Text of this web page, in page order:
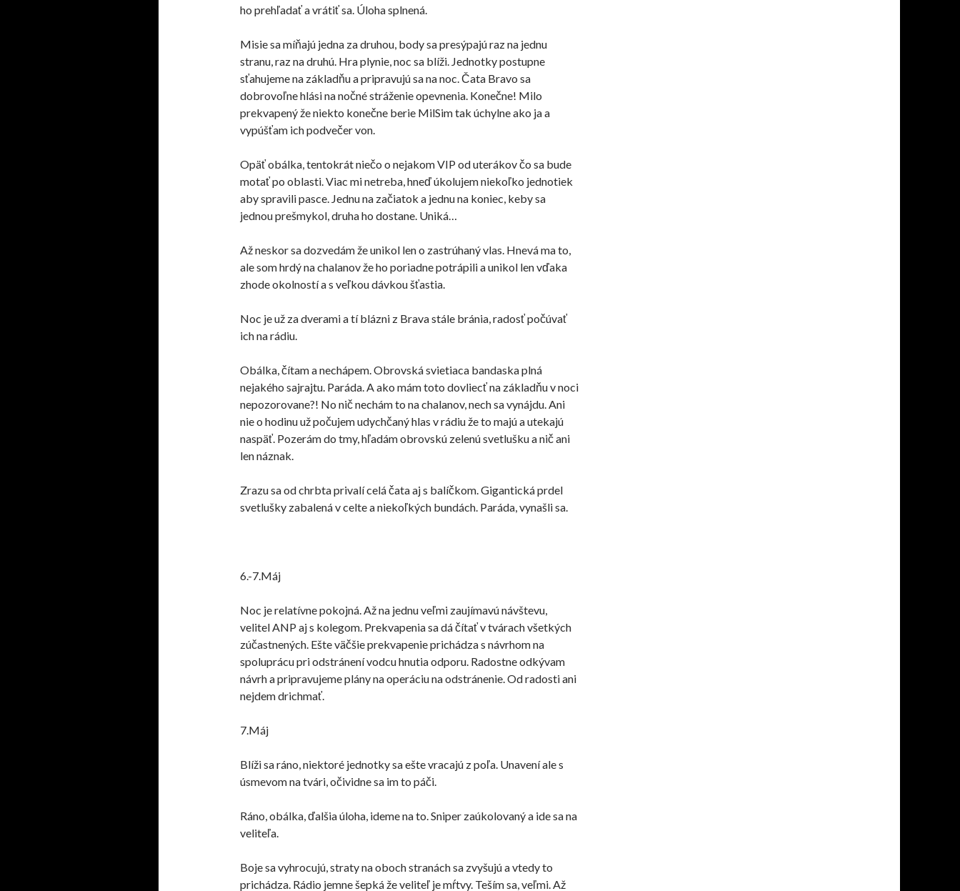
ho prehľadať a vrátiť sa. Úloha splnená.
Misie sa míňajú jedna za druhou, body sapresýpajúraz na jednu
stranu, raz na druhú. Hra plynie, noc sa blíži. Jednotky postupne
sťahujemena základňu a pripravujú sa na noc. Čata Bravo sa
dobrovoľnehlási na nočné stráženie opevnenia. Konečne! Milo
prekvapený že niekto konečne berie MilSim tak úchylne ako ja a
vypúšťam ich podvečer von.
Opäť obálka, tentokrát niečo o nejakom VIP od uterákov čo sa bude
motať po oblasti. Viac mi netreba, hneď úkolujem niekoľko jednotiek
aby spravili pasce. Jednu na začiatok a jednu na koniec, keby sa
jednou prešmykol, druha ho dostane. Uniká…
Až neskor sa dozvedám že unikol len o zastrúhaný vlas. Hnevá ma to,
ale som hrdý na chalanov že ho poriadne potrápili a unikol len vďaka
zhodeokolnostía s veľkou dávkoušťastia.
Noc je už za dverami a tí blázni z Brava stále bránia, radosť počúvať
ich na rádiu.
Obálka, čítam a nechápem. Obrovská svietiaca bandaska plná
nejakého sajrajtu. Paráda. A ako mám toto dovliecť na základňuv noci
nepozorovane?! No nič nechám to na chalanov, nech sa vynájdu. Ani
nie o hodinu už počujem udychčaný hlas v rádiu že to majú a utekajú
naspäť. Pozerám do tmy, hľadám obrovskú zelenú svetlušku a nič ani
len náznak.
Zrazu sa od chrbta privalí celá čata aj s balíčkom. Gigantická prdel
svetlušky zabalená v celte aniekoľkých bundách. Paráda, vynašli sa.
6.-7.Máj
Noc je relatívne pokojná. Až na jednu veľmi zaujímavú návštevu,
velitel ANP aj s kolegom. Prekvapenia sa dá čítať v tvárach všetkých
zúčastnených. Ešteväčšieprekvapenie prichádza s návrhom na
spoluprácu pri odstránení vodcu hnutia odporu. Radostne odkývam
návrh a pripravujeme plány na operáciu na odstránenie. Od radosti ani
nejdem drichmať.
7.Máj
Blíži sa ráno, niektoré jednotky sa ešte vracajú z poľa. Unavení ale s
úsmevom na tvári, očividne sa im to páči.
Ráno, obálka,ďalšiaúloha, ideme na to. Sniper zaúkolovanýa ide sa na
veliteľa.
Boje sa vyhrocujú, straty na oboch stranách sa zvyšujú a vtedy to
prichádza. Rádio jemne šepká ževeliteľ je mŕtvy. Teším sa, veľmi. Až